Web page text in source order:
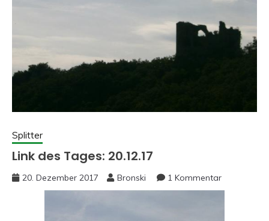
Splitter
Link des Tages: 20.12.17
20. Dezember 2017 Bronski 1 Kommentar